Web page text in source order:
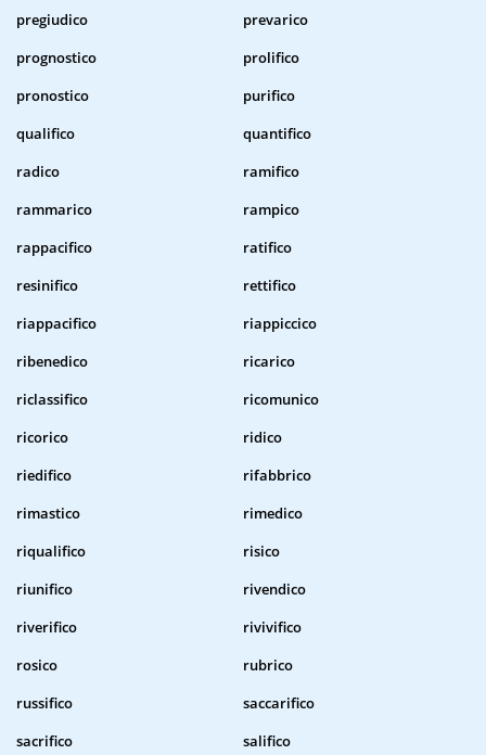
pregiudico
prevarico
prognostico
prolifico
pronostico
purifico
qualifico
quantifico
radico
ramifico
rammarico
rampico
rappacifico
ratifico
resinifico
rettifico
riappacifico
riappiccico
ribenedico
ricarico
riclassifico
ricomunico
ricorico
ridico
riedifico
rifabbrico
rimastico
rimedico
riqualifico
risico
riunifico
rivendico
riverifico
rivivifico
rosico
rubrico
russifico
saccarifico
sacrifico
salifico